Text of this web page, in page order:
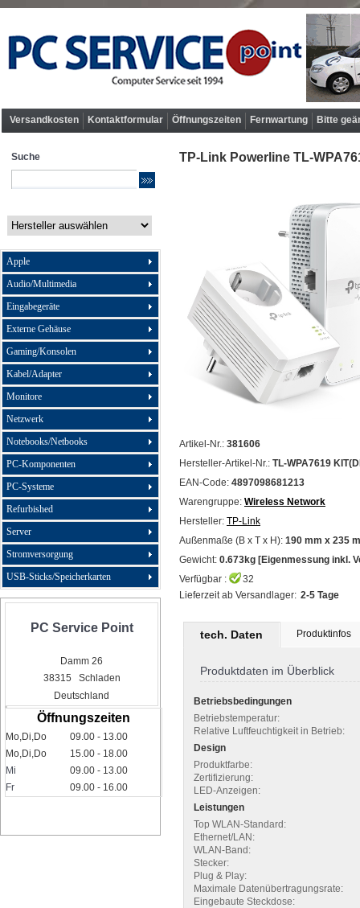
Versandkosten Kontaktformular Öffnungszeiten Fernwartung Bitte
Suche
Apple
Audio/Multimedia
Eingabegeräte
Externe Gehäuse
Gaming/Konsolen
Kabel/Adapter
Monitore
Netzwerk
Notebooks/Netbooks
PC-Komponenten
PC-Systeme
Refurbished
Server
Stromversorgung
USB-Sticks/Speicherkarten
PC Service Point
Damm 26
38315 Schladen
Deutschland
Öffnungszeiten
Mo,Di,Do
09.00 - 13.00
Mo,Di,Do
15.00 - 18.00
Mi
09.00 - 13.00
Fr
09.00 - 16.00
TP-Link Powerline TL-
Artikel-Nr.: 381606
Hersteller-Artikel-Nr.: TL-WPA7619
EAN-Code: 4897098681213
Warengruppe: Wireless Network
Hersteller: TP-Link
Außenmaße (B x T x H): 190 mm x 235
Gewicht: 0.673kg [Eigenmessung inkl.
Verfügbar :
32
Lieferzeit ab Versandlager: 2-5 Tage
tech. Daten Produktinfos
Produktdaten im Überblick
Betriebsbedingungen
Betriebstemperatur:
Relative Luftfeuchtigkeit in Betrieb:
Design
Produktfarbe:
Zertifizierung:
LED-Anzeigen:
Leistungen
Top WLAN-Standard:
Ethernet/LAN:
WLAN-Band:
Stecker:
Plug & Play:
Maximale Datenübertragungsrate:
Eingebaute Steckdose: